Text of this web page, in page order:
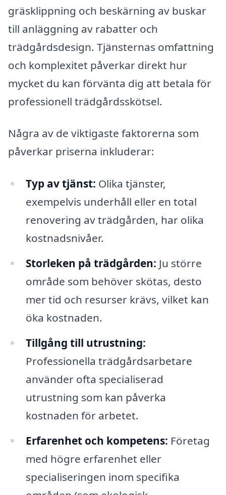
gräsklippning och beskärning av buskar
till anläggning av rabatter och
trädgårdsdesign. Tjänsternas omfattning
och komplexitet påverkar direkt hur
mycket du kan förvänta dig att betala för
professionell trädgårdsskötsel.
Några av de viktigaste faktorerna som
påverkar priserna inkluderar:
Typ av tjänst: Olika tjänster,
exempelvis underhåll eller en total
renovering av trädgården, har olika
kostnadsnivåer.
Storleken på trädgården: Ju större
område som behöver skötas, desto
mer tid och resurser krävs, vilket kan
öka kostnaden.
Tillgång till utrustning:
Professionella trädgårdsarbetare
använder ofta specialiserad
utrustning som kan påverka
kostnaden för arbetet.
Erfarenhet och kompetens: Företag
med högre erfarenhet eller
specialiseringen inom specifika